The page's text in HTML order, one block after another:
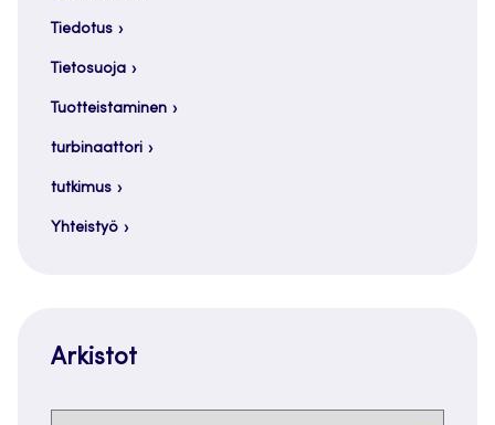
Tiedotus
Tietosuoja
Tuotteistaminen
turbinaattori
tutkimus
Yhteistyö
Arkistot